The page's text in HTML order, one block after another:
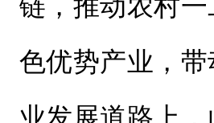
色优势产业，
业发展道路上